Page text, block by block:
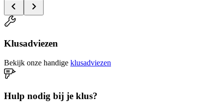
Klusadviezen
Bekijk onze handige klusadviezen
Hulp nodig bij je klus?